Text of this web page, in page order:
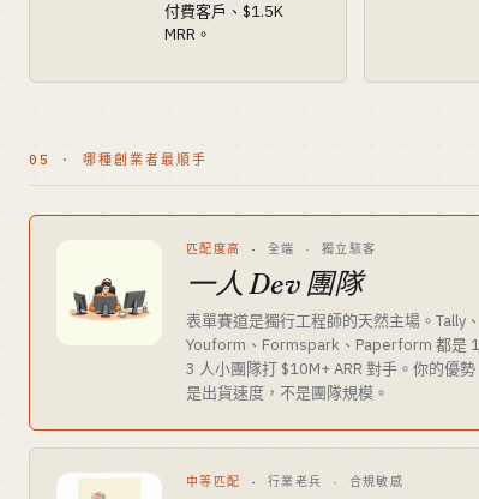
付費客戶、$1.5K
MRR。
05 · 哪種創業者最順手
匹配度高 · 全端 · 獨立駭客
一人 Dev 團隊
表單賽道是獨行工程師的天然主場。Tally、
Youform、Formspark、Paperform 都是
3 人小團隊打 $10M+ ARR 對手。你的優勢
是出貨速度，不是團隊規模。
中等匹配 · 行業老兵 · 合規敏感